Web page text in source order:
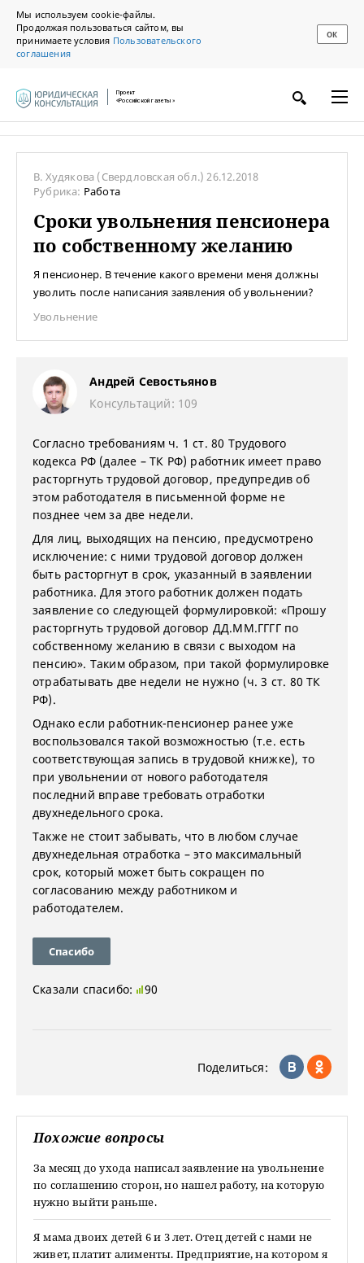
Мы используем cookie-файлы.
Продолжая пользоваться сайтом, вы
принимаете условия Пользовательского
соглашения
ОК
Проект
«Российской газеты»
В. Худякова (Свердловская обл.)26.12.2018
Рубрика: Работа
Сроки увольнения пенсионера
по собственному желанию
Я пенсионер. В течение какого времени меня должны
уволить после написания заявления об увольнении?
Увольнение
Андрей Севостьянов
Консультаций: 109
Согласно требованиям ч. 1 ст. 80 Трудового
кодекса РФ (далее – ТК РФ) работник имеет право
расторгнуть трудовой договор, предупредив об
этом работодателя в письменной форме не
позднее чем за две недели.
Для лиц, выходящих на пенсию, предусмотрено
исключение: с ними трудовой договор должен
быть расторгнут в срок, указанный в заявлении
работника. Для этого работник должен подать
заявление со следующей формулировкой: «Прошу
расторгнуть трудовой договор ДД.ММ.ГГГГ по
собственному желанию в связи с выходом на
пенсию». Таким образом, при такой формулировке
отрабатывать две недели не нужно (ч. 3 ст. 80 ТК
РФ).
Однако если работник-пенсионер ранее уже
воспользовался такой возможностью (т.е. есть
соответствующая запись в трудовой книжке), то
при увольнении от нового работодателя
последний вправе требовать отработки
двухнедельного срока.
Также не стоит забывать, что в любом случае
двухнедельная отработка – это максимальный
срок, который может быть сокращен по
согласованию между работником и
работодателем.
Спасибо
Сказали спасибо: 90
Поделиться:
Похожие вопросы
За месяц до ухода написал заявление на увольнение
по соглашению сторон, но нашел работу, на которую
нужно выйти раньше.
Я мама двоих детей 6 и 3 лет. Отец детей с нами не
живет, платит алименты. Предприятие, на котором я